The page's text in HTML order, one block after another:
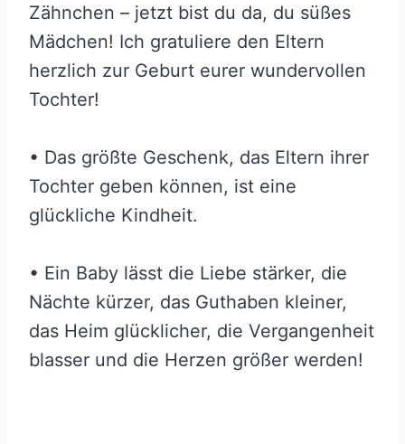
Zähnchen – jetzt bist du da, du süßes
Mädchen! Ich gratuliere den Eltern
herzlich zur Geburt eurer wundervollen
Tochter!
• Das größte Geschenk, das Eltern ihrer
Tochter geben können, ist eine
glückliche Kindheit.
• Ein Baby lässt die Liebe stärker, die
Nächte kürzer, das Guthaben kleiner,
das Heim glücklicher, die Vergangenheit
blasser und die Herzen größer werden!